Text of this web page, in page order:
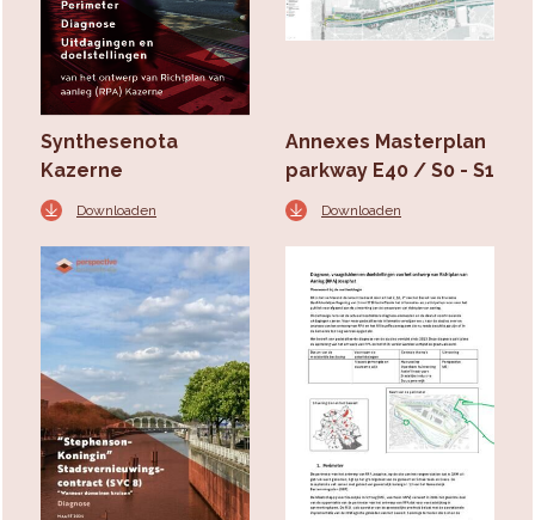
Synthesenota
Kazerne
Downloaden
Annexes Masterplan
parkway E40 / S0 - S1
Downloaden